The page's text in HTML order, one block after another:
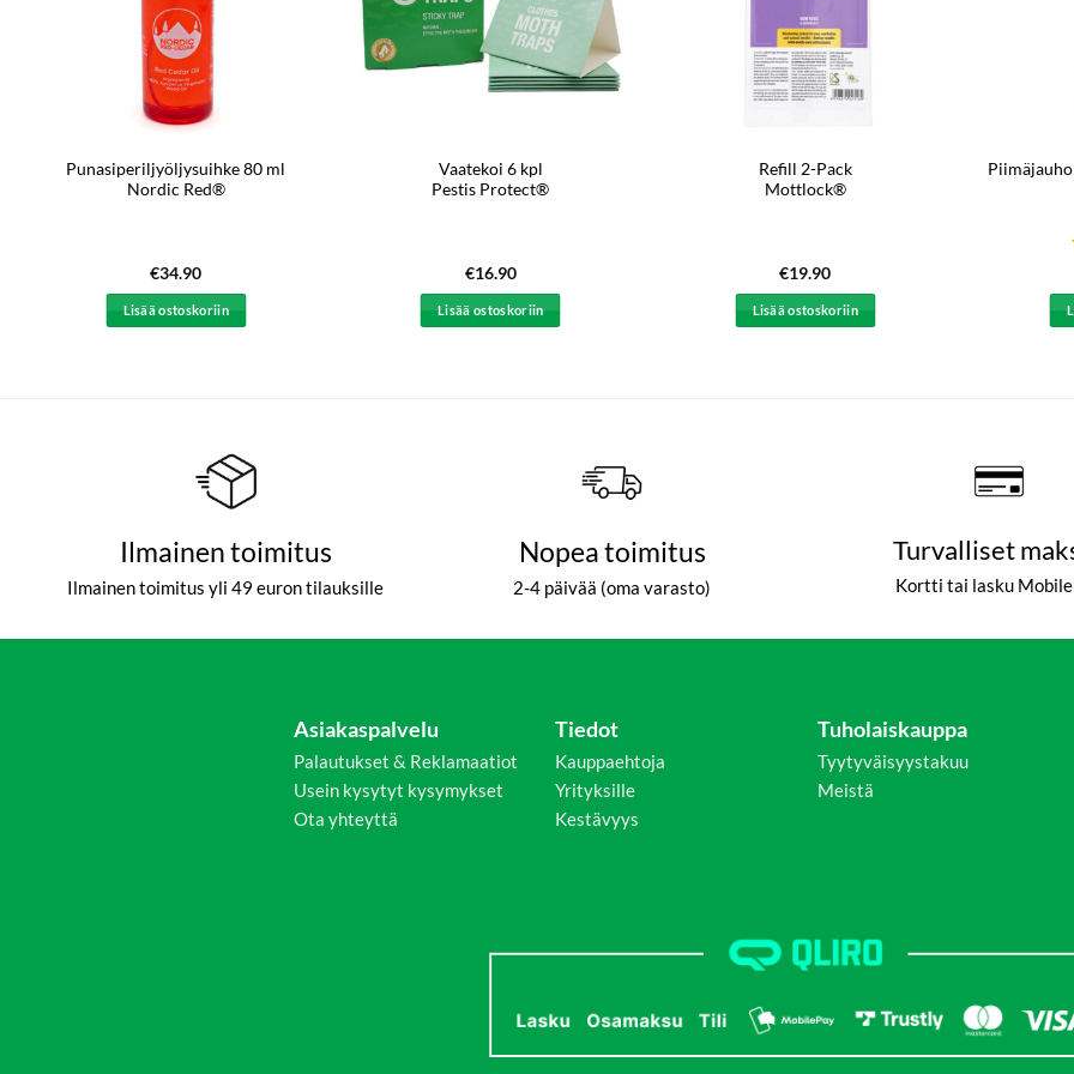
Punasiperiljyöljysuihke 80 ml
Nordic Red®
€34.90
Lisää ostoskoriin
Vaatekoi 6 kpl
Pestis Protect®
€16.90
Lisää ostoskoriin
Refill 2-Pack
Mottlock®
€19.90
Lisää ostoskoriin
Ilmainen toimitus
Ilmainen toimitus yli 49 euron tilauksille
Nopea toimitus
2-4 päivää (oma varasto)
Turvalliset
Kortti tai lasku
Asiakaspalvelu
Palautukset & Reklamaatiot
Usein kysytyt kysymykset
Ota yhteyttä
Tiedot
Kauppaehtoja
Yrityksille
Kestävyys
Tuholaiskauppa
Tyytyväisyystakuu
Meistä